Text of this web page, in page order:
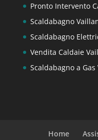
Pronto Intervento
Scaldabagno
Scaldabagno
Vendita Caldaie
Scaldabagno a
Home